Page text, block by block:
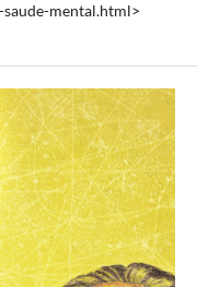
mental.html>